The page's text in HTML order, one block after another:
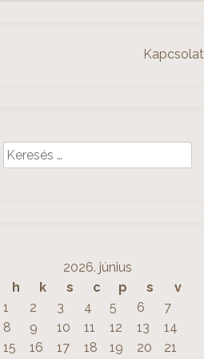
Kapcsolat
K
e
2026. június
h
k s c p s v
1 2 3 4 5 6
7
8
9 10 11 12 13
14
15
16 17 18 19 20
21